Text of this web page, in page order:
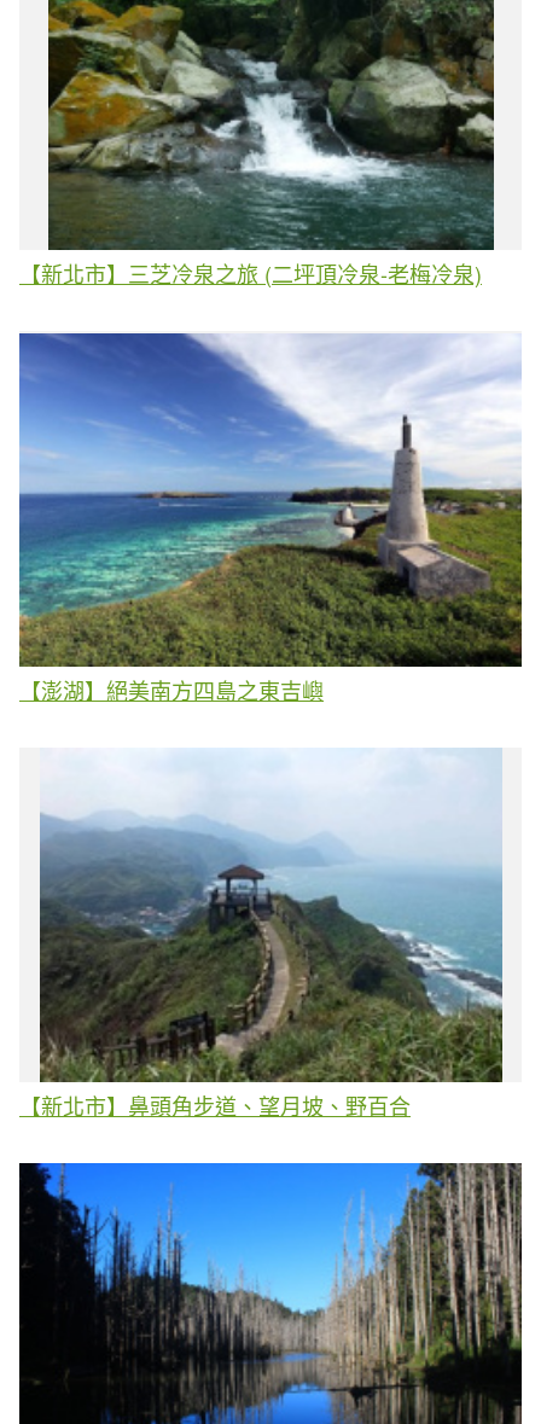
【新北市】三芝冷泉之旅 (二坪頂冷泉-老梅冷泉)
【澎湖】絕美南方四島之東吉嶼
【新北市】鼻頭角步道、望月坡、野百合